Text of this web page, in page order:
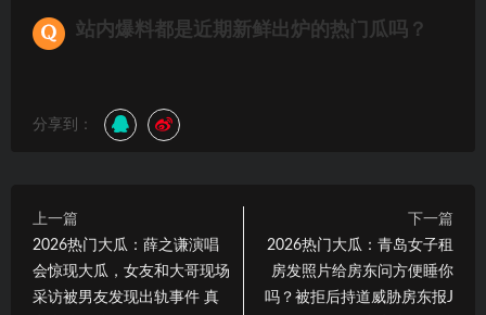
站内爆料都是近期新鲜出炉的热门瓜吗？
分享到：
上一篇
2026热门大瓜：薛之谦演唱
会惊现大瓜，女友和大哥现场
采访被男友发现出轨事件 真
下一篇
2026热门大瓜：青岛女子租
房发照片给房东问方便睡你
吗？被拒后持道威胁房东报J